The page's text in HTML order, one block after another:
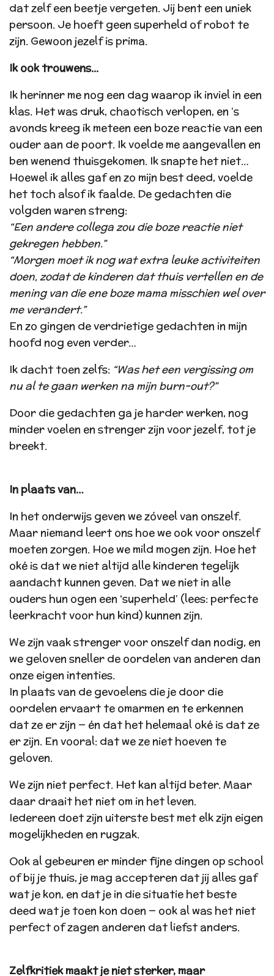
dat zelf een beetje vergeten. Jij bent een uniek
persoon. Je hoeft geen superheld of robot te
zijn. Gewoon jezelf is prima.
Ik ook trouwens...
Ik herinner me nog een dag waarop ik inviel in een
klas. Het was druk, chaotisch verlopen, en ’s
avonds kreeg ik meteen een boze reactie van een
ouder aan de poort. Ik voelde me aangevallen en
ben wenend thuisgekomen. Ik snapte het niet…
Hoewel ik alles gaf en zo mijn best deed, voelde
het toch alsof ik faalde. De gedachten die
volgden waren streng:
“Een andere collega zou die boze reactie niet
gekregen hebben.”
“Morgen moet ik nog wat extra leuke activiteiten
doen, zodat de kinderen dat thuis vertellen en de
mening van die ene boze mama misschien wel over
me verandert.”
En zo gingen de verdrietige gedachten in mijn
hoofd nog even verder…
Ik dacht toen zelfs: “Was het een vergissing om
nu al te gaan werken na mijn burn-out?”
Door die gedachten ga je harder werken, nog
minder voelen en strenger zijn voor jezelf, tot je
breekt.
In plaats van…
In het onderwijs geven we zóveel van onszelf.
Maar niemand leert ons hoe we ook voor onszelf
moeten zorgen. Hoe we mild mogen zijn. Hoe het
oké is dat we niet altijd alle kinderen tegelijk
aandacht kunnen geven. Dat we niet in alle
ouders hun ogen een ‘superheld’ (lees: perfecte
leerkracht voor hun kind) kunnen zijn.
We zijn vaak strenger voor onszelf dan nodig, en
we geloven sneller de oordelen van anderen dan
onze eigen intenties.
In plaats van de gevoelens die je door die
oordelen ervaart te omarmen en te erkennen
dat ze er zijn — én dat het helemaal oké is dat ze
er zijn. En vooral: dat we ze niet hoeven te
geloven.
We zijn niet perfect. Het kan altijd beter. Maar
daar draait het niet om in het leven.
Iedereen doet zijn uiterste best met elk zijn eigen
mogelijkheden en rugzak.
Ook al gebeuren er minder fijne dingen op school
of bij je thuis, je mag accepteren dat jij alles gaf
wat je kon, en dat je in die situatie het beste
deed wat je toen kon doen — ook al was het niet
perfect of zagen anderen dat liefst anders.
Zelfkritiek maakt je niet sterker, maar